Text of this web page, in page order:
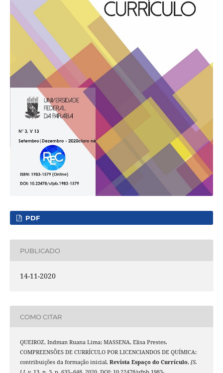
PDF
PUBLICADO
14-11-2020
COMO CITAR
QUEIROZ, Indman Ruana Lima; MASSENA, Elisa Prestes.
COMPREENSÕES DE CURRÍCULO POR LICENCIANDOS DE QUÍMICA:
contribuições da formação inicial. Revista Espaço do Currículo, [S.